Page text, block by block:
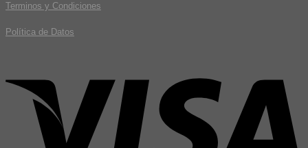
Terminos y Condiciones
Política de Datos